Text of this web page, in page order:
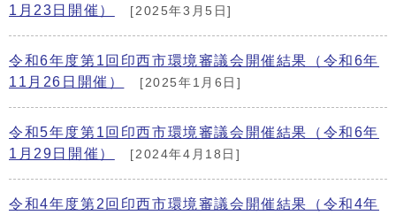
1月23日開催）
[2025年3月5日]
令和6年度第1回印西市環境審議会開催結果（令和6年
11月26日開催）
[2025年1月6日]
令和5年度第1回印西市環境審議会開催結果（令和6年
1月29日開催）
[2024年4月18日]
令和4年度第2回印西市環境審議会開催結果（令和4年